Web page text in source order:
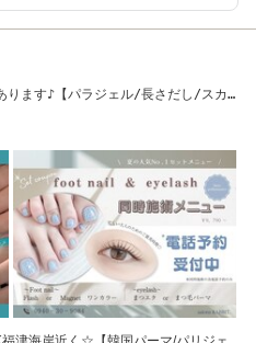
ます♪【パラジェル/長さだし/スカ